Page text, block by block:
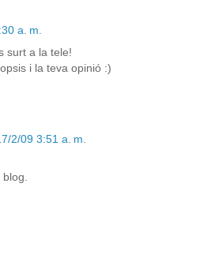
a. m.
surt a la tele!
i la teva opinió :)
2/09 3:51 a. m.
blog.